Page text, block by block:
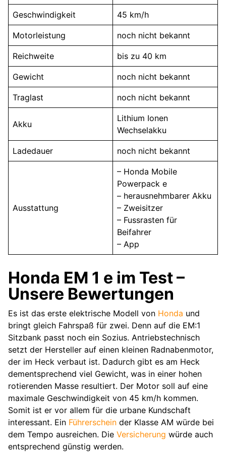
Geschwindigkeit 45 km/h
Motorleistung noch nicht bekannt
Reichweite bis zu 40 km
Gewicht noch nicht bekannt
Traglast noch nicht bekannt
Akku
Lithium Ionen
Wechselakku
Ladedauer noch nicht bekannt
Ausstattung
– Honda Mobile
Powerpack e
– herausnehmbarer Akku
– Zweisitzer
– Fussrasten für
Beifahrer
– App
Honda EM 1 e im Test –
Unsere Bewertungen
Es ist das erste elektrische Modell von Honda und
bringt gleich Fahrspaß für zwei. Denn auf die EM:1
Sitzbank passt noch ein Sozius. Antriebstechnisch
setzt der Hersteller auf einen kleinen Radnabenmotor,
der im Heck verbaut ist. Dadurch gibt es am Heck
dementsprechend viel Gewicht, was in einer hohen
rotierenden Masse resultiert. Der Motor soll auf eine
maximale Geschwindigkeit von 45 km/h kommen.
Somit ist er vor allem für die urbane Kundschaft
interessant. Ein Führerschein der Klasse AM würde bei
dem Tempo ausreichen. Die Versicherung würde auch
entsprechend günstig werden.